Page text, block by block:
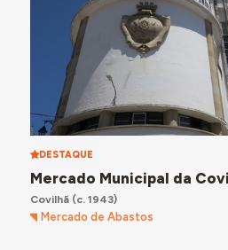
DESTAQUE
Mercado Municipal da
Covilhã(c. 1943)
Mercado de Abastos